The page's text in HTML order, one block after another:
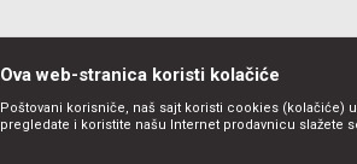
Ova web-stranica koristi kolačiće
Poštovani korisniče, naš sajt koristi cookies (kolačiće)
pregledate i koristite našu Internet prodavnicu slažete